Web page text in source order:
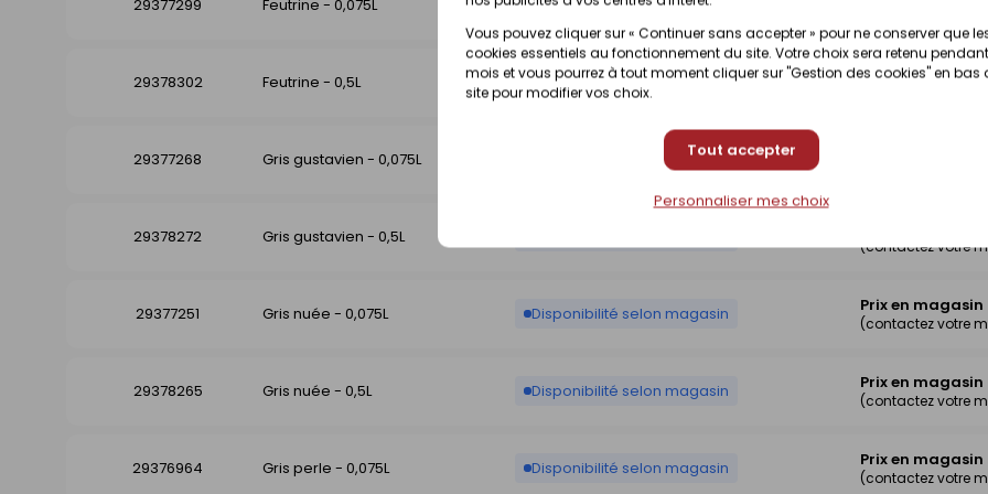
Vous pouvez cliquer sur « Continuer sans accepter » pour ne conserver que
cookies essentiels au fonctionnement du site. Votre choix sera retenu pendant
mois et vous pourrez à tout moment cliquer sur "Gestion des cookies" en bas
site pour modifier vos choix.
Tout accepter
Personnaliser mes choix
29377299 Feutrine - 0,075L Disponibilité selon magasin
29378302 Feutrine - 0,5L Disponibilité selon magasin Prix en magasin
29377268 Gris gustavien - 0,075L Disponibilité selon magasin
29378272 Gris gustavien - 0,5L (contactez votre
29377251 Gris nuée - 0,075L Disponibilité selon magasin Prix en magasin
(contactez votre
29378265 Gris nuée - 0,5L Disponibilité selon magasin Prix en magasin
(contactez votre
29376964 Gris perle - 0,075L Disponibilité selon magasin Prix en magasin
(contactez votre